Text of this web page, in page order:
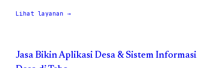
Lihat layanan →
Jasa Bikin Aplikasi Desa & Sistem Informasi